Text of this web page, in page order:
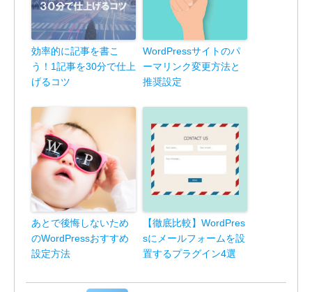
効率的に記事を書こ
う！1記事を30分で仕上
げるコツ
WordPressサイトのパ
ーマリンク変更方法と
推奨設定
あとで後悔しないため
のWordPressおすすめ
設定方法
【徹底比較】WordPres
sにメールフォームを設
置するプラグイン4選